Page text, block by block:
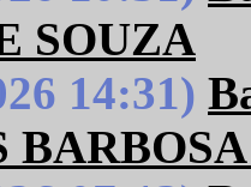
SOUZA
14:31)